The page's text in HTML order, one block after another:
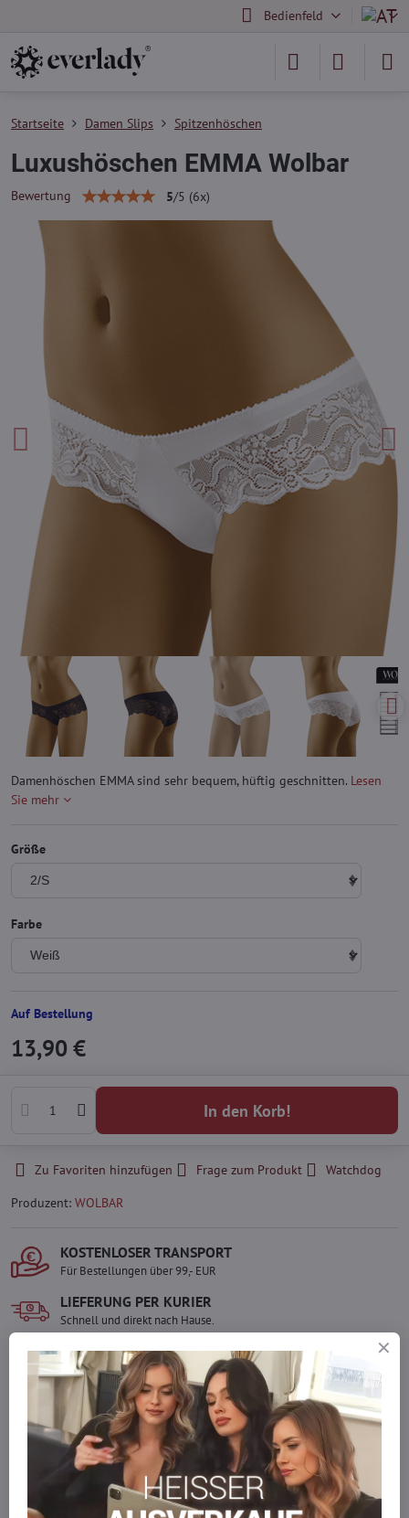
Bedienfeld
Startseite Damen Slips Spitzenhöschen
Luxushöschen EMMA Wolbar
Bewertung 5/5 (6x)
Damenhöschen EMMA sind sehr bequem, hüftig geschnitten. Lesen
Sie mehr
Größe
Farbe
Auf Bestellung
13,90 €
In den Korb!
Zu Favoriten hinzufügen Frage zum Produkt
Watchdog
Produzent: WOLBAR
KOSTENLOSER TRANSPORT
Für Bestellungen über 99,- EUR
LIEFERUNG PER KURIER
Schnell und direkt nach Hause.
SICHERE ZAHLUNGEN
Gesicherte Online-Zahlungen
Ware auf Lager
Wir versenden sofort
Werden Sie Teil von everlady
Werden Sie Teil von everlady und genießen Sie einen 5 %
Mitgliedervorteilbei jedem Einkauf.
Der Vorteil wird automatisch im Warenkorb angewendet.